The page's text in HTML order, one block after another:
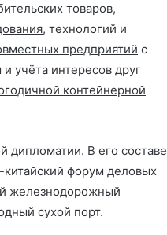
товаров,
, технологий и
предприятий с
учёта интересов друг
контейнерной
дипломатии. В его составе
форум деловых
железнодорожный
сухой порт.